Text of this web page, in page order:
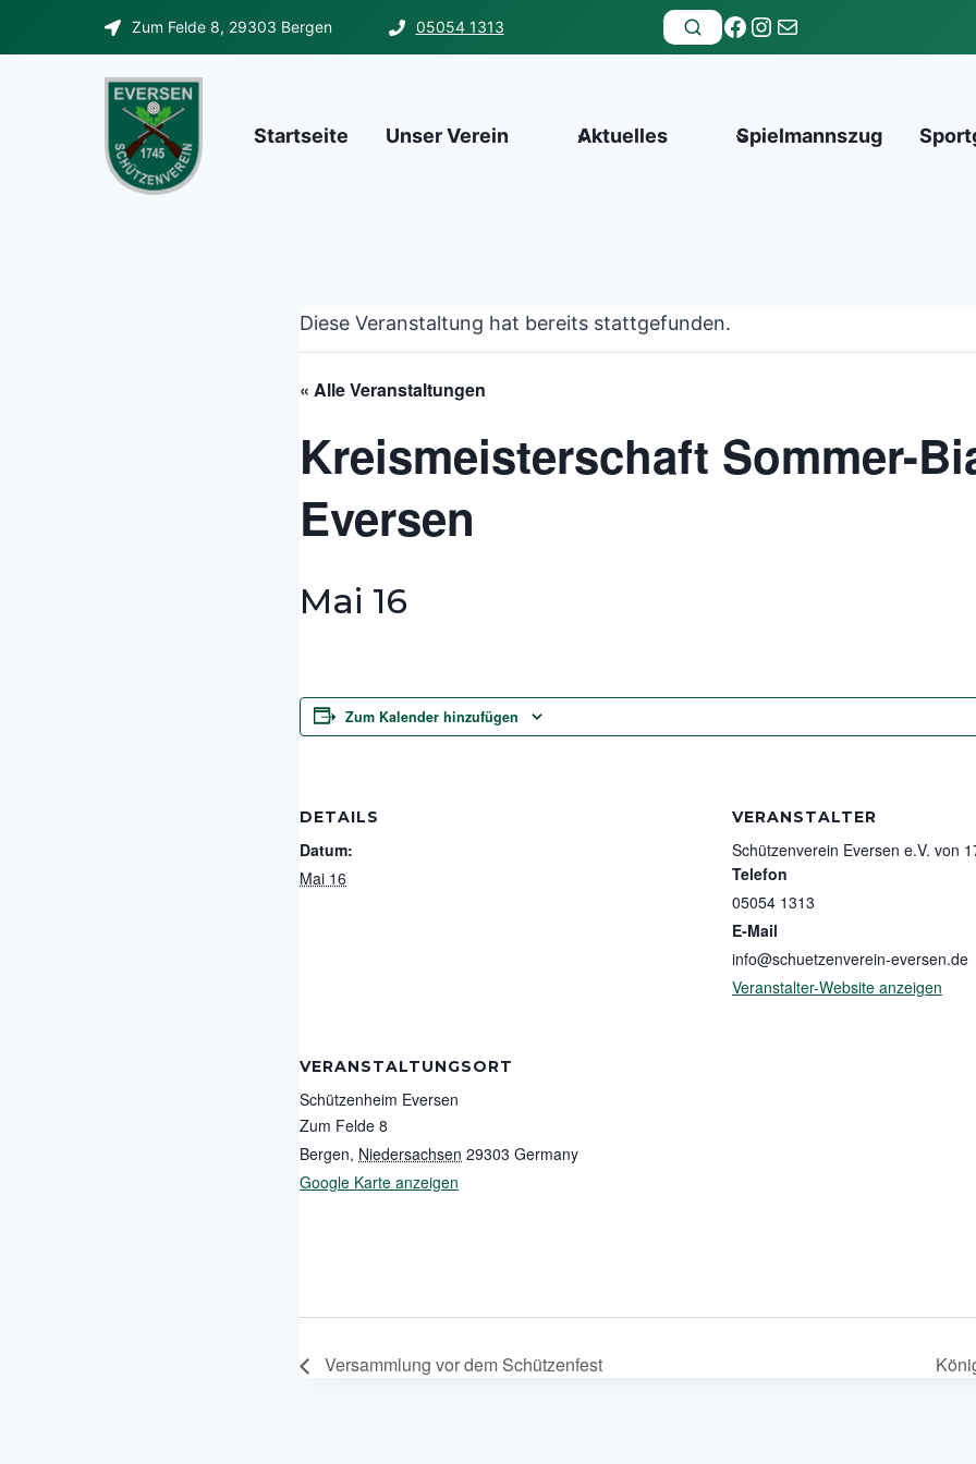
Zum Felde 8, 29303 Bergen 05054 1313 Facebook
Instagram
E-Mail
Startseite Unser Verein Aktuelles Spielmannszug
Diese Veranstaltung hat bereits stattgefunden.
« Alle Veranstaltungen
Kreismeisterschaft Sommer-
Eversen
Mai 16
Zum Kalender hinzufügen
DETAILS
Datum:
Mai 16
VERANSTALTER
Schützenverein Eversen e.V. von
Telefon
05054 1313
E-Mail
info@schuetzenverein-eversen.de
Veranstalter-Website anzeigen
VERANSTALTUNGSORT
Schützenheim Eversen
Zum Felde 8
Bergen, Niedersachsen 29303 Germany
Google Karte anzeigen
Versammlung vor dem Schützenfest